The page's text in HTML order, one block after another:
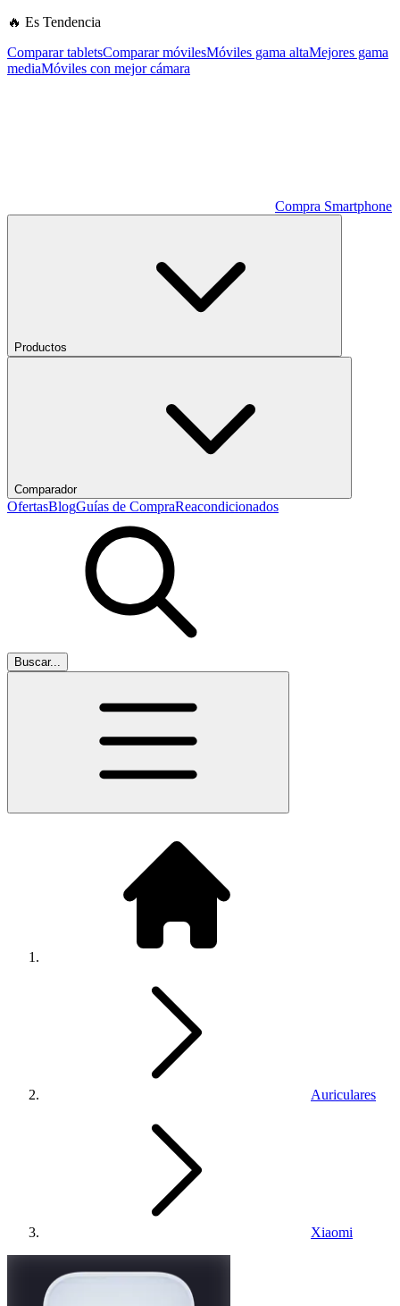
🔥 Es Tendencia
Comparar tabletsComparar móvilesMóviles gama altaMejores gama
mediaMóviles con mejor cámara
Compra Smartphone
Productos
Comparador
OfertasBlogGuías de CompraReacondicionados
Buscar...
Auriculares
Xiaomi